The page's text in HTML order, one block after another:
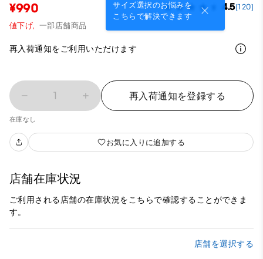
サイズ選択のお悩みを
こちらで解決できます
¥990 4.5(120)
値下げ, 一部店舗商品
再入荷通知をご利用いただけます
1 再入荷通知を登録する
在庫なし
お気に入りに追加する
店舗在庫状況
ご利用される店舗の在庫状況をこちらで確認することができま
す。
店舗を選択する